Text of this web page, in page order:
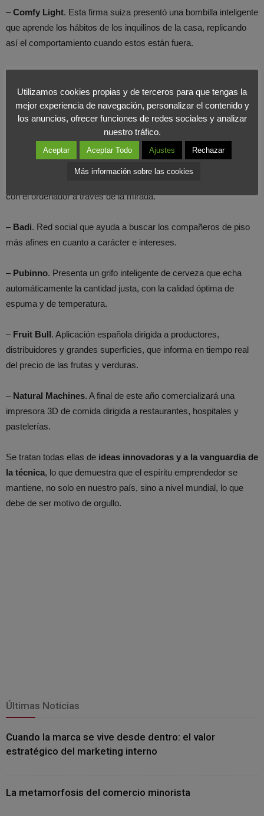
–Comfy Light. Esta firma suiza presentó una bombilla inteligente
que aprende los hábitos de los inquilinos de la casa, replicando
así el comportamiento cuando estos están fuera.
–
en un termómetro digital de infrarrojos para tomar la temperatura
corporal y la de líquidos.
. Se trata de una plataforma israelí, que muestra en
tiempo real los aparcamientos libres que hay en una ciudad.
con el ordenador a través de la mirada.
–Badi. Red social que ayuda a buscar los compañeros de piso
más afines en cuanto a carácter e intereses.
– Pubinno. Presenta un grifo inteligente de cerveza que echa
automáticamente la cantidad justa, con la calidad óptima de
espuma y de temperatura.
– Fruit Bull. Aplicación española dirigida a productores,
distribuidores y grandes superficies, que informa en tiempo real
del precio de las frutas y verduras.
– Natural Machines. A final de este año comercializará una
impresora 3D de comida dirigida a restaurantes, hospitales y
pastelerías.
Se tratan todas ellas de ideas innovadoras y a la vanguardia de
la técnica, lo que demuestra que el espíritu emprendedor se
mantiene, no solo en nuestro país, sino a nivel mundial, lo que
debe de ser motivo de orgullo.
Últimas Noticias
Cuando la marca se vive desde dentro: el valor
estratégico del marketing interno
La metamorfosis del comercio minorista
Utilizamos cookies propias y de terceros para que tengas la
mejor experiencia de navegación, personalizar el contenido y
los anuncios, ofrecer funciones de redes sociales y analizar
nuestro tráfico.
Aceptar Aceptar Todo Ajustes Rechazar
Más información sobre las cookies